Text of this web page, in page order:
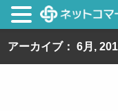
アーカイブ： 6月,